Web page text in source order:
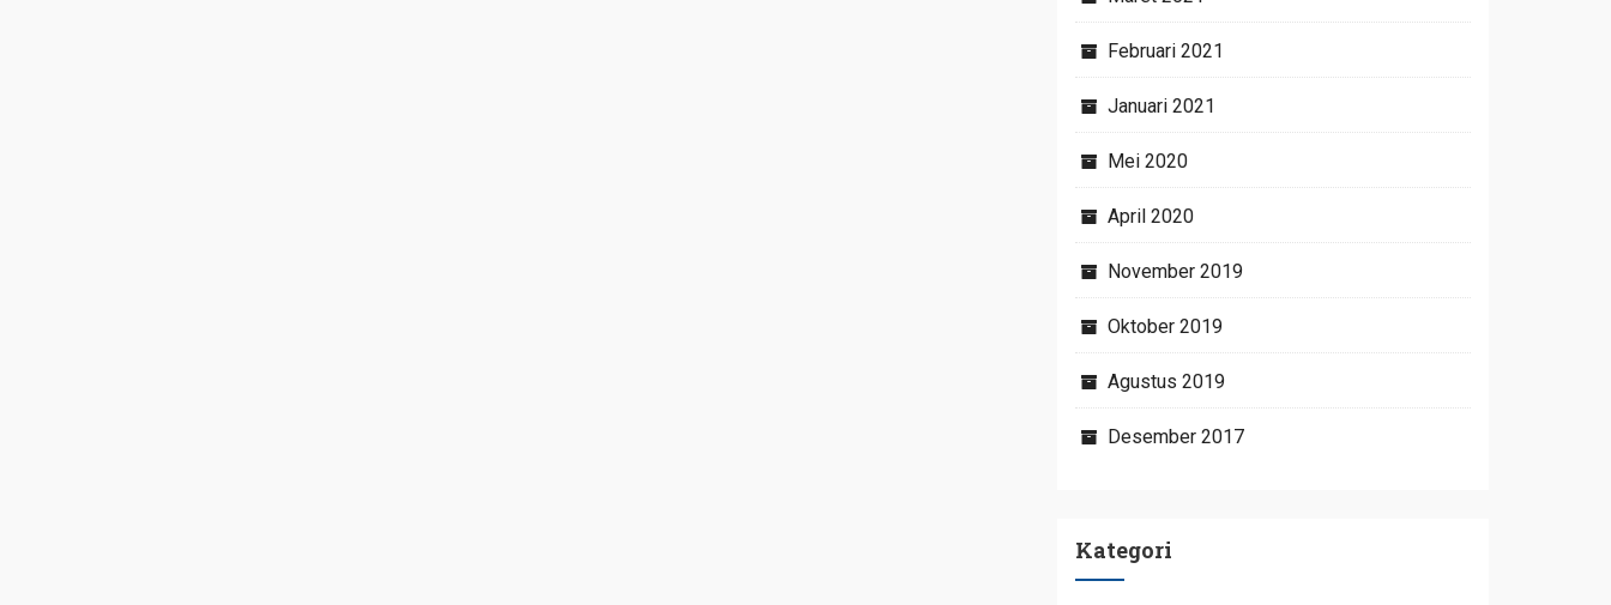
Februari 2021
Januari 2021
Mei 2020
April 2020
November 2019
Oktober 2019
Agustus 2019
Desember 2017
Kategori